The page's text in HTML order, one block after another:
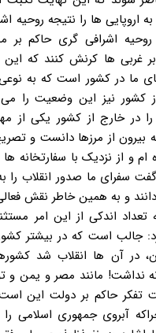
اروپایی ها را نتیجه روحیه
اشرافی گری حاکم بر
غربی ها کرنش کنند که این
ما در کشور است که به نوعی
کشور نیز این وضعیت را می
را در خارج از کشور یکی از
بیرون از مرزها دانست و
ام و از نزدیک با سفارتخانه
گفت سفرای ما صدور انقلاب
و به همین خاطر نقش
تعداد اندکی از این امر
جالب است که در بیشتر
در آن ها انقلاب شد
نداشت! مانند مصر و یمن
تفکر حاکم بر دولت این
آبروی جمهوری اسلامی